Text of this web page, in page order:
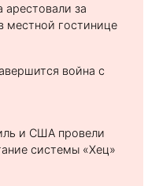
за
местной гостинице
война с
и США провели
системы «Хец»